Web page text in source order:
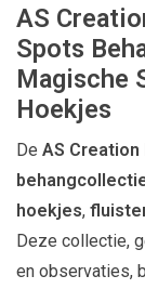
AS
Spots
Magische
Hoekjes
De AS
hoekjes,
Deze collectie,
en observaties,